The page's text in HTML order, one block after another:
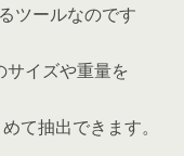
ツールなのです
イズや重量を
て抽出できます。